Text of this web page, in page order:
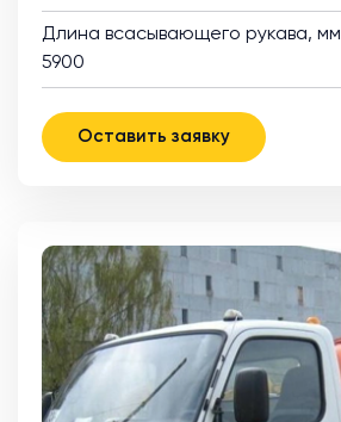
Длина всасывающего рукава, мм
5900
Оставить заявку